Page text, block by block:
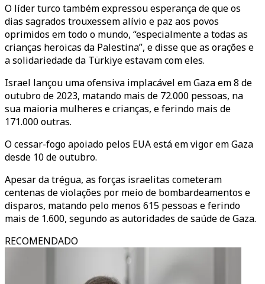
O líder turco também expressou esperança de que os
dias sagrados trouxessem alívio e paz aos povos
oprimidos em todo o mundo, “especialmente a todas as
crianças heroicas da Palestina”, e disse que as orações e
a solidariedade da Türkiye estavam com eles.
Israel lançou uma ofensiva implacável em Gaza em 8 de
outubro de 2023, matando mais de 72.000 pessoas, na
sua maioria mulheres e crianças, e ferindo mais de
171.000 outras.
O cessar-fogo apoiado pelos EUA está em vigor em Gaza
desde 10 de outubro.
Apesar da trégua, as forças israelitas cometeram
centenas de violações por meio de bombardeamentos e
disparos, matando pelo menos 615 pessoas e ferindo
mais de 1.600, segundo as autoridades de saúde de Gaza.
RECOMENDADO